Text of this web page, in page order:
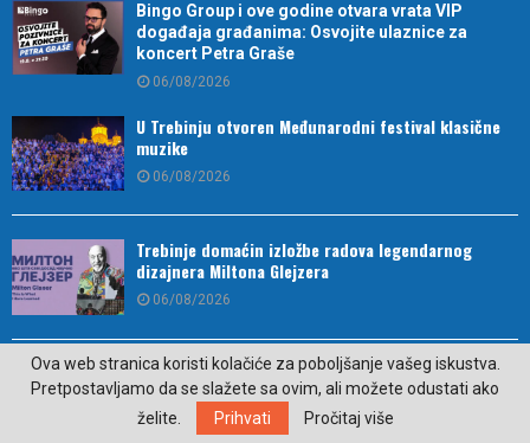
Bingo Group i ove godine otvara vrata VIP
događaja građanima: Osvojite ulaznice za
koncert Petra Graše
06/08/2026
U Trebinju otvoren Međunarodni festival klasične
muzike
06/08/2026
Trebinje domaćin izložbe radova legendarnog
dizajnera Miltona Glejzera
06/08/2026
(VIDEO) Situacija sa požarima pod kontrolom: Od
jutros dejstvuje helikopter na području Trebinja
06/08/2026
Ova web stranica koristi kolačiće za poboljšanje vašeg iskustva.
Pretpostavljamo da se slažete sa ovim, ali možete odustati ako
želite.
Prihvati Pročitaj više